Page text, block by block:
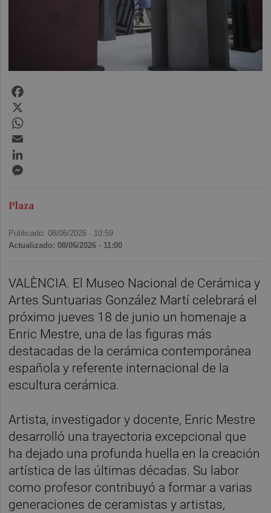
Plaza
Publicado: 08/06/2026 · 10:59
Actualizado: 08/06/2026 · 11:00
VALÈNCIA. El Museo Nacional de Cerámica y
Artes Suntuarias González Martí celebrará el
próximo jueves 18 de junio un homenaje a
Enric Mestre, una de las figuras más
destacadas de la cerámica contemporánea
española y referente internacional de la
escultura cerámica.
Artista, investigador y docente, Enric Mestre
desarrolló una trayectoria excepcional que
ha dejado una profunda huella en la creación
artística de las últimas décadas. Su labor
como profesor contribuyó a formar a varias
generaciones de ceramistas y artistas,